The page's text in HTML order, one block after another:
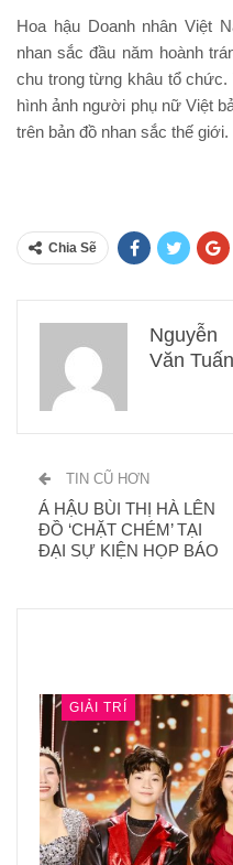
Hoa hậu Doanh nhân Việt
nhan sắc đầu năm hoành
chu trong từng khâu tổ
hình ảnh người phụ nữ Việt
trên bản đồ nhan sắc thế giới.
Chia Sẽ
Nguyễn
Văn Tuấn
TIN CŨ HƠN
Á HẬU BÙI THỊ HÀ LÊN
ĐỒ ‘CHẶT CHÉM’ TẠI
ĐẠI SỰ KIỆN HỌP BÁO
GIẢI TRÍ